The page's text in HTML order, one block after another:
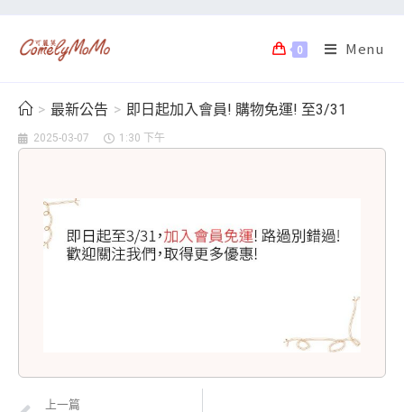
0 Menu
> 最新公告 > 即日起加入會員! 購物免運! 至3/31
2025-03-07 1:30 下午
上一篇